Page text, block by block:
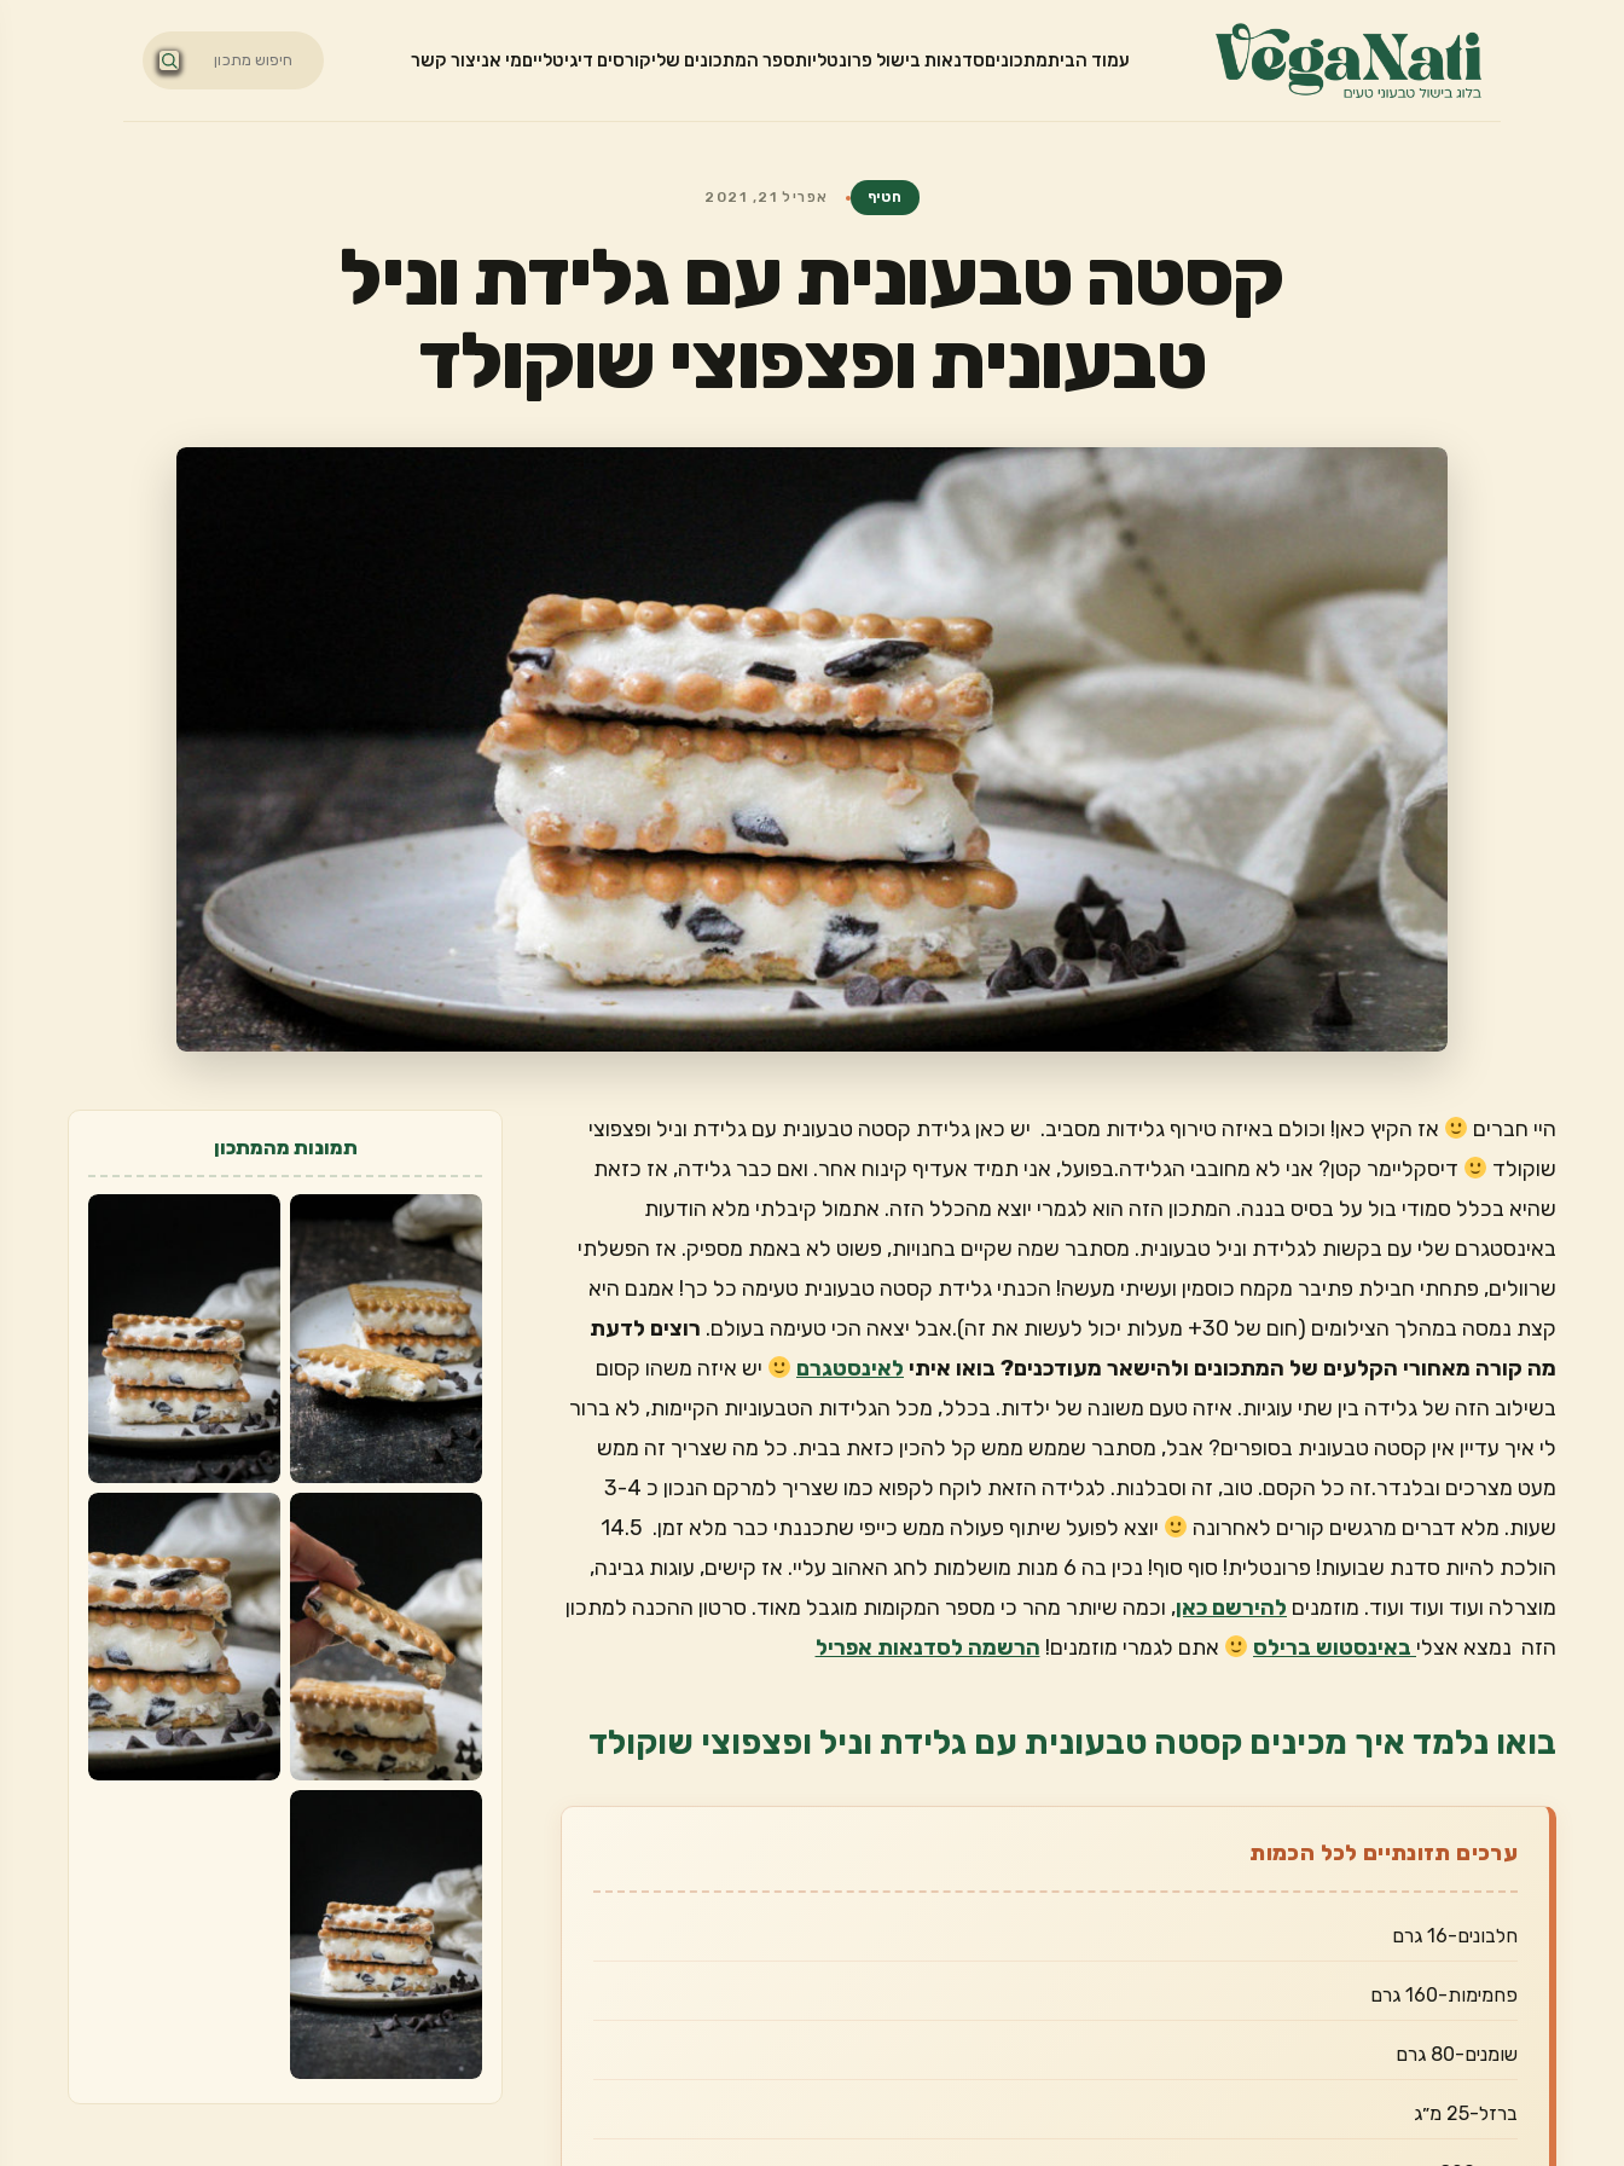
עמוד הביתמתכוניםסדנאות בישול פרונטליותספר המתכונים שליקורסים דיגיטלייםמי אניצור קשר
חטיף אפריל 21, 2021
קסטה טבעונית עם גלידת וניל
טבעונית ופצפוצי שוקולד
היי חברים
אז הקיץ כאן! וכולם באיזה טירוף גלידות מסביב. יש כאן גלידת קסטה טבעונית עם גלידת וניל ופצפוצי
שוקולד
דיסקליימר קטן? אני לא מחובבי הגלידה.בפועל, אני תמיד אעדיף קינוח אחר. ואם כבר גלידה, אז כזאת
שהיא בכלל סמודי בול על בסיס בננה. המתכון הזה הוא לגמרי יוצא מהכלל הזה. אתמול קיבלתי מלא הודעות
באינסטגרם שלי עם בקשות לגלידת וניל טבעונית. מסתבר שמה שקיים בחנויות, פשוט לא באמת מספיק. אז הפשלתי
שרוולים, פתחתי חבילת פתיבר מקמח כוסמין ועשיתי מעשה! הכנתי גלידת קסטה טבעונית טעימה כל כך! אמנם היא
קצת נמסה במהלך הצילומים (חום של 30+ מעלות יכול לעשות את זה).אבל יצאה הכי טעימה בעולם.
רוצים לדעת
מה קורה מאחורי הקלעים של המתכונים ולהישאר מעודכנים? בואו איתי לאינסטגרם
יש איזה משהו קסום
בשילוב הזה של גלידה בין שתי עוגיות. איזה טעם משונה של ילדות. בכלל, מכל הגלידות הטבעוניות הקיימות, לא ברור
לי איך עדיין אין קסטה טבעונית בסופרים? אבל, מסתבר שממש ממש קל להכין כזאת בבית. כל מה שצריך זה ממש
שעות. מלא דברים מרגשים קורים לאחרונה
יוצא לפועל שיתוף פעולה ממש כייפי שתכננתי כבר מלא זמן. 14.5
הולכת להיות סדנת שבועות! פרונטלית! סוף סוף! נכין בה 6 מנות מושלמות לחג האהוב עליי. אז קישים, עוגות גבינה,
מוצרלה ועוד ועוד ועוד. מוזמנים להירשם כאן, וכמה שיותר מהר כי מספר המקומות מוגבל מאוד. סרטון ההכנה למתכון
הזה נמצא אצלי באינסטוש ברילס אתם לגמרי מוזמנים! הרשמה לסדנאות אפריל
בואו נלמד איך מכינים קסטה טבעונית עם גלידת וניל ופצפוצי שוקולד
ערכים תזונתיים לכל הכמות
חלבונים-16 גרם
פחמימות-160 גרם
שומנים-80 גרם
ברזל-25 מ״ג
תמונות מהמתכון